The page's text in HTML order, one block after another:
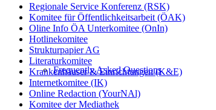
Frequently Asked Questions
Regionale Service Konferenz (RSK)
Komitee für Öffentlichkeitsarbeit (ÖAK)
Oline Info ÖA Unterkomitee (OnIn)
Hotlinekomitee
Strukturpapier AG
Literaturkomitee
Krankenhäuser & Einrichtungen (K&E)
Internetkomitee (IK)
Online Redaction (YourNAl)
Komitee der Mediathek